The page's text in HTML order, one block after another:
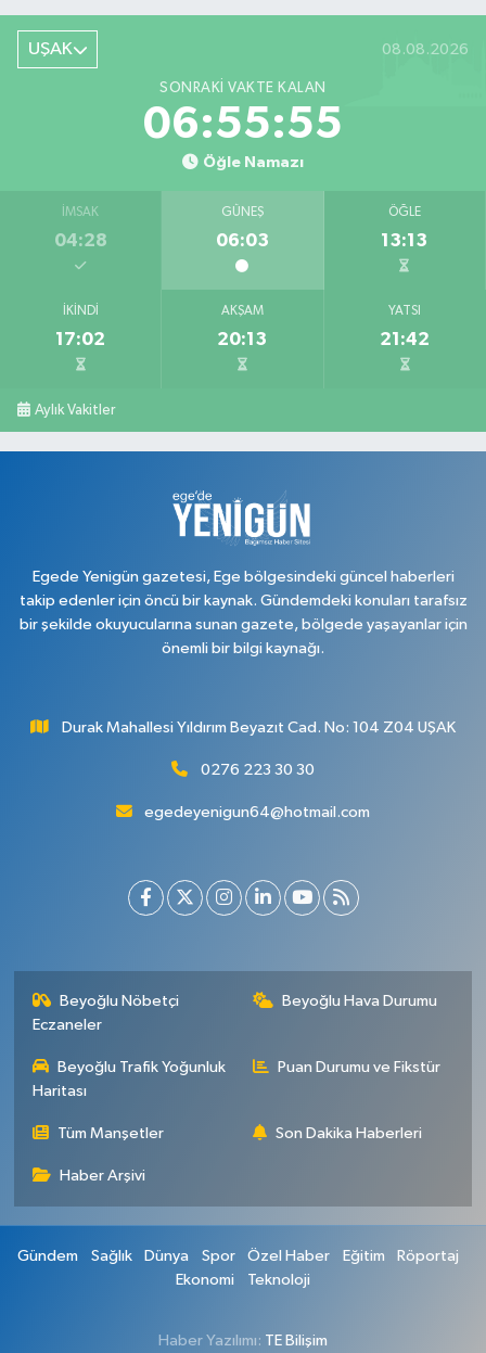
UŞAK 08.08.2026
SONRAKI VAKTE KALAN
06:55:54
Öğle Namazı
İMSAK
04:28
GÜNEŞ
06:03
ÖĞLE
13:13
İKINDI
17:02
AKŞAM
20:13
YATSI
21:42
Aylık Vakitler
Egede Yenigün gazetesi, Ege bölgesindeki güncel haberleri
takip edenler için öncü bir kaynak. Gündemdeki konuları tarafsız
bir şekilde okuyucularına sunan gazete, bölgede yaşayanlar için
önemli bir bilgi kaynağı.
Durak Mahallesi Yıldırım Beyazıt Cad. No: 104 Z04 UŞAK
0276 223 30 30
egedeyenigun64@hotmail.com
Beyoğlu Nöbetçi
Eczaneler
Beyoğlu Hava Durumu
Beyoğlu Trafik Yoğunluk
Haritası
Puan Durumu ve Fikstür
Tüm Manşetler Son Dakika Haberleri
Haber Arşivi
Gündem Sağlık Dünya Spor Özel Haber Eğitim
Röportaj
Ekonomi
Teknoloji
Haber Yazılımı: TE Bilişim